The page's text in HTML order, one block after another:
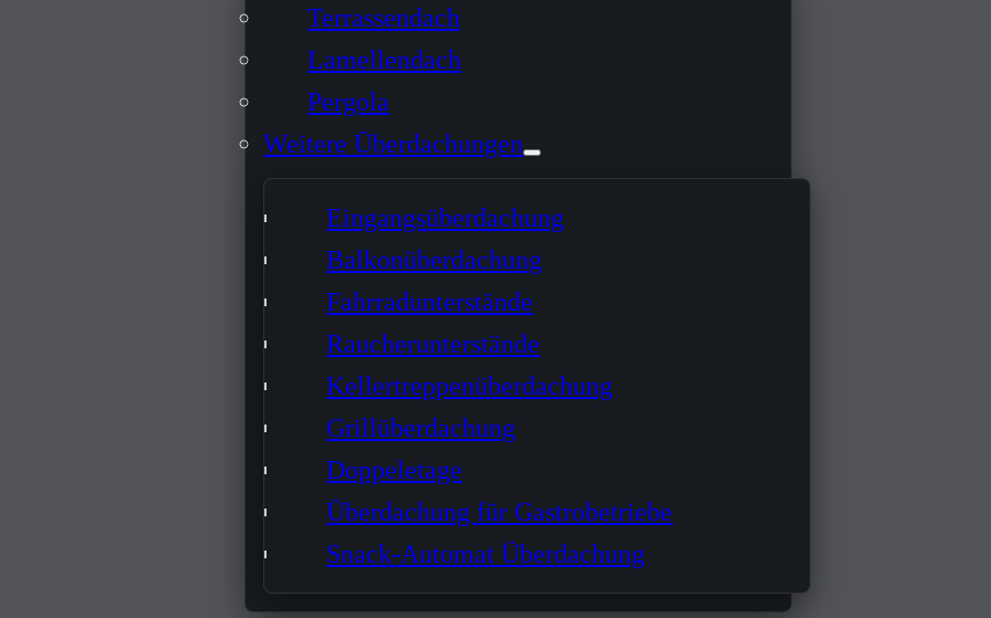
Terrassendach
Lamellendach
Pergola
Weitere Überdachungen
Eingangsüberdachung
Balkonüberdachung
Fahrradunterstände
Raucherunterstände
Kellertreppenüberdachung
Grillüberdachung
Doppeletage
Überdachung für Gastrobetriebe
Snack-Automat Überdachung